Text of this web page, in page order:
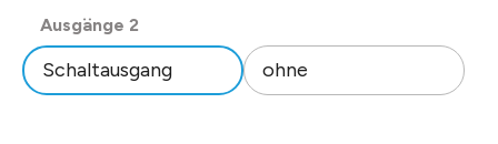
Ausgänge 2
Schaltausgang
ohne